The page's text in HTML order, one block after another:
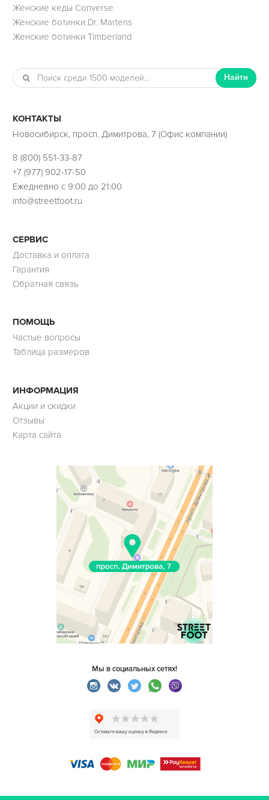
Женские кеды Converse
Женские ботинки Dr. Martens
Женские ботинки Timberland
Найти
КОНТАКТЫ
Новосибирск, просп. Димитрова, 7 (Офис компании)
8 (800) 551-33-87
+7 (977) 902-17-50
Ежедневно с 9:00 до 21:00
info@streetfoot.ru
СЕРВИС
Доставка и оплата
Гарантия
Обратная связь
ПОМОЩЬ
Частые вопросы
Таблица размеров
ИНФОРМАЦИЯ
Акции и скидки
Отзывы
Карта сайта
Мы в социальных сетях!